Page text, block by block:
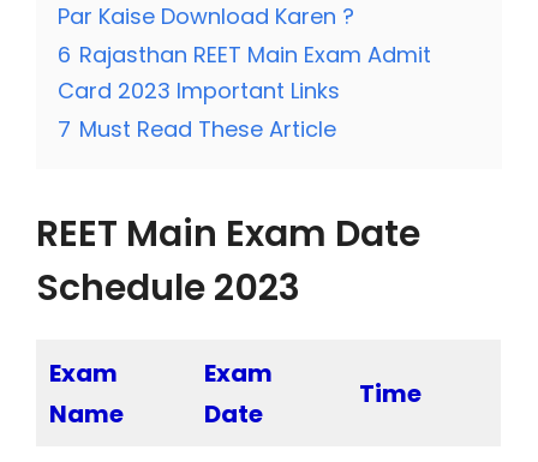
Par Kaise Download Karen ?
6 Rajasthan REET Main Exam Admit
Card 2023 Important Links
7 Must Read These Article
REET Main Exam Date
Schedule 2023
Exam
Name
Exam
Date
Time